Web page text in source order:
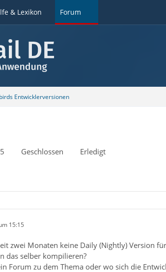
& Lexikon Forum
Entwicklerversionen
Geschlossen Erledigt
15:15
zwei Monaten keine Daily (Nightly) Version
das selber kompilieren?
Forum zu dem Thema oder wo sich die